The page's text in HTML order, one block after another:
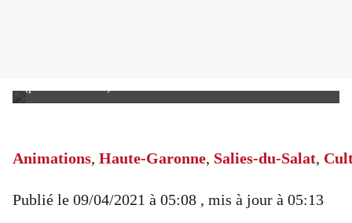
Animations, Haute-Garonne, Salies-du-Salat,
Publié le 09/04/2021 à 05:08 , mis à jour à 05:13